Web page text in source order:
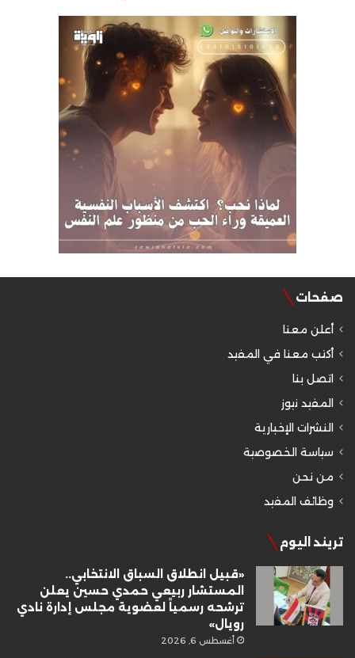
صفحات
أعلن معنا
أكتب معنا في المفيد
اتصل بنا
المفيد نيوز
النشرات الإخبارية
سياسة الخصوصية
من نحن
وظائف المفيد
تريند اليوم
«قبيل انطلاق السباق الانتخابي..
المستشار ربيعي حمدي حسين يعلن
ترشحه رسمياً لعضوية مجلس إدارة نادي
رويال»
أغسطس 6, 2026